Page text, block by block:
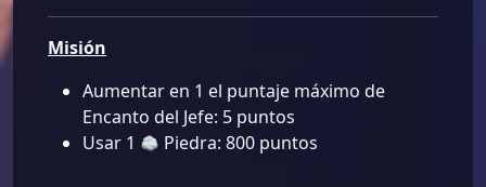
Misión
Aumentar en 1 el puntaje máximo de
Encanto del Jefe: 5 puntos
Usar 1
Piedra: 800 puntos